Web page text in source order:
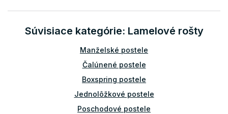
c
e
r
v
k
y
ý
p
i
e
Súvisiace kategórie: Lamelové rošty
Manželské postele
Čalúnené postele
Boxspring postele
Jednolôžkové postele
Poschodové postele